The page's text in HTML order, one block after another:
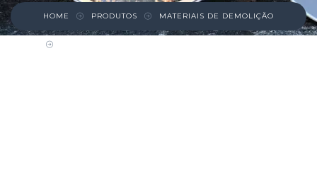
HOME PRODUTOS MATERIAIS DE DEMOLIÇÃO